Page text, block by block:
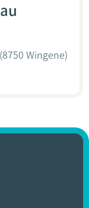
Wingene)